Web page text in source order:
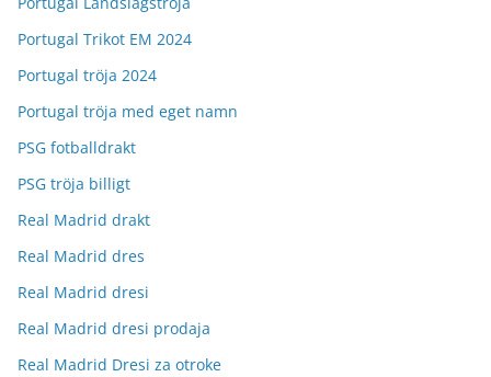
Portugal Trikot EM 2024
Portugal tröja 2024
Portugal tröja med eget namn
PSG fotballdrakt
PSG tröja billigt
Real Madrid drakt
Real Madrid dres
Real Madrid dresi
Real Madrid dresi prodaja
Real Madrid Dresi za otroke